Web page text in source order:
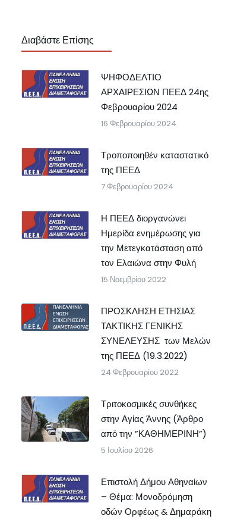
Διαβάστε Επίσης
ΨΗΦΟΔΕΛΤΙΟ
ΑΡΧΑΙΡΕΣΙΩΝ ΠΕΕΔ 24ης
Φεβρουαρίου 2024
16 Φεβρουαρίου 2024
Τροποποιηθέν καταστατικό
της ΠΕΕΔ
7 Φεβρουαρίου 2024
Η ΠΕΕΔ διοργανώνει
Ημερίδα ενημέρωσης για
την Μετεγκατάσταση από
τον Ελαιώνα στην Φυλή
15 Νοεμβρίου 2022
ΠΡΟΣΚΛΗΣΗ ΕΤΗΣΙΑΣ
ΤΑΚΤΙΚΗΣ ΓΕΝΙΚΗΣ
ΣΥΝΕΛΕΥΣΗΣ των Μελών
της ΠΕΕΔ (19.3.2022)
24 Φεβρουαρίου 2022
Τριτοκοσμικές συνθήκες
στην Αγίας Άννης (Άρθρο
από την ”ΚΑΘΗΜΕΡΙΝΗ”)
5 Ιουλίου 2026
Επιστολή Δήμου Αθηναίων
– Θέμα: Μονοδρόμηση
οδών Ορφέως & Δημαράκη